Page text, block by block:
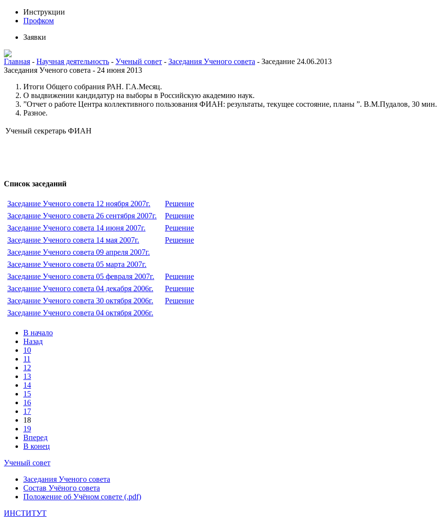
Инструкции
Профком
Заявки
Главная - Научная деятельность - Ученый совет - Заседания Ученого совета - Заседание 24.06.2013
Заседания Ученого совета - 24 июня 2013
Итоги Общего собрания РАН. Г.А.Месяц.
О выдвижении кандидатур на выборы в Российскую академию наук.
”Отчет о работе Центра коллективного пользования ФИАН: результаты, текущее состояние, планы ”. В.М.Пудалов, 30 мин.
Разное.
Ученый секретарь ФИАН
Список заседаний
Заседание Ученого совета 12 ноября 2007г.
Решение
Заседание Ученого совета 26 сентября 2007г.
Решение
Заседание Ученого совета 14 июня 2007г.
Решение
Заседание Ученого совета 14 мая 2007г.
Решение
Заседание Ученого совета 09 апреля 2007г.
Заседание Ученого совета 05 марта 2007г.
Заседание Ученого совета 05 февраля 2007г.
Решение
Заседание Ученого совета 04 декабря 2006г.
Решение
Заседание Ученого совета 30 октября 2006г.
Решение
Заседание Ученого совета 04 октября 2006г.
В начало
Назад
10
11
12
13
14
15
16
17
18
19
Вперед
В конец
Ученый совет
Заседания Ученого совета
Состав Учёного совета
Положение об Учёном совете (.pdf)
ИНСТИТУТ